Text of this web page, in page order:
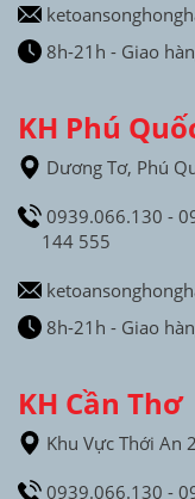
8h-21h - Giao
KH Phú
Dương Tơ, Phú
0939.066.130 -
144 555
8h-21h - Giao
KH Cần Thơ
Khu Vực Thới An
0939.066.130 -